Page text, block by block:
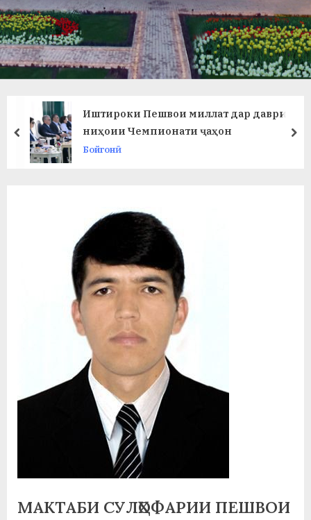
в
л
а
т
и
с
Иштироки Пешвои миллат дар даври
ниҳоии Чемпионати ҷаҳон
Бойгонӣ
prev
МАКТАБИ СУЛҲОФАРИИ ПЕШВОИ